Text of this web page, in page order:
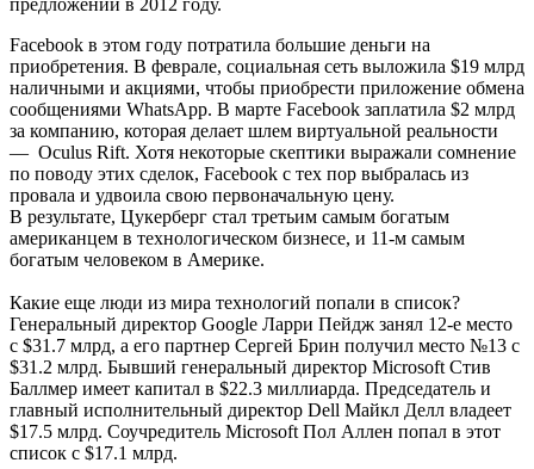
предложении в 2012 году.
Facebook в этом году потратила большие деньги на
приобретения. В феврале, социальная сеть выложила $19 млрд
наличными и акциями, чтобы приобрести приложение обмена
сообщениями WhatsApp. В марте Facebook заплатила $2 млрд
за компанию, которая делает шлем виртуальной реальности
— Oculus Rift. Хотя некоторые скептики выражали сомнение
по поводу этих сделок, Facebook с тех пор выбралась из
провала и удвоила свою первоначальную цену.
В результате, Цукерберг стал третьим самым богатым
американцем в технологическом бизнесе, и 11-м самым
богатым человеком в Америке.
Какие еще люди из мира технологий попали в список?
Генеральный директор Google Ларри Пейдж занял 12-е место
с $31.7 млрд, а его партнер Сергей Брин получил место №13 с
$31.2 млрд. Бывший генеральный директор Microsoft Стив
Баллмер имеет капитал в $22.3 миллиарда. Председатель и
главный исполнительный директор Dell Майкл Делл владеет
$17.5 млрд. Соучредитель Microsoft Пол Аллен попал в этот
список с $17.1 млрд.